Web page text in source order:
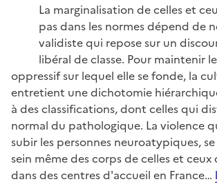
La marginalisation de celles et
pas dans les normes dépend de
validiste qui repose sur un
libéral de classe. Pour maintenir
oppressif sur lequel elle se fonde, la
entretient une dichotomie
à des classifications, dont celles qui
normal du pathologique. La violence
subir les personnes neuroatypiques,
sein même des corps de celles et
dans des centres d'accueil en France…